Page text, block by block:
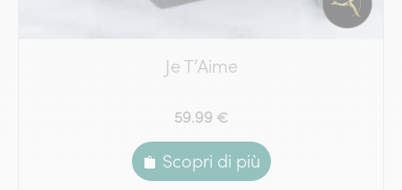
Je T’Aime
59.99 €
Scopri di più